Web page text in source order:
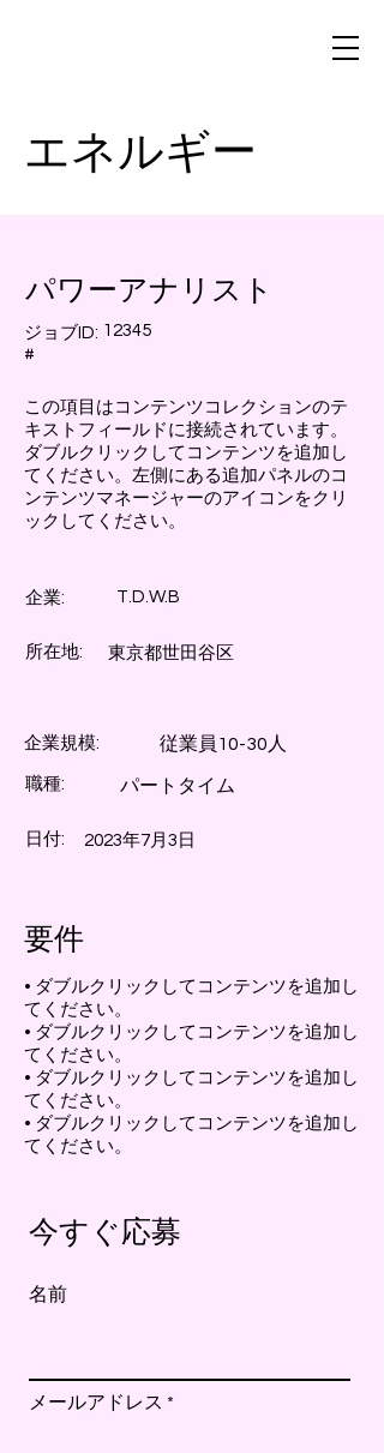
エネルギー
パワーアナリスト
ジョブID:
#
12345
この項目はコンテンツコレクションのテ
キストフィールドに接続されています。
ダブルクリックしてコンテンツを追加し
てください。左側にある追加パネルのコ
ンテンツマネージャーのアイコンをクリ
ックしてください。
企業: T.D.W.B
所在地: 東京都世田谷区
企業規模: 従業員10-30人
職種: パートタイム
日付: 2023年7月3日
要件
• ダブルクリックしてコンテンツを追加し
てください。
• ダブルクリックしてコンテンツを追加し
てください。
• ダブルクリックしてコンテンツを追加し
てください。
• ダブルクリックしてコンテンツを追加し
てください。
今すぐ応募
名前
メールアドレス